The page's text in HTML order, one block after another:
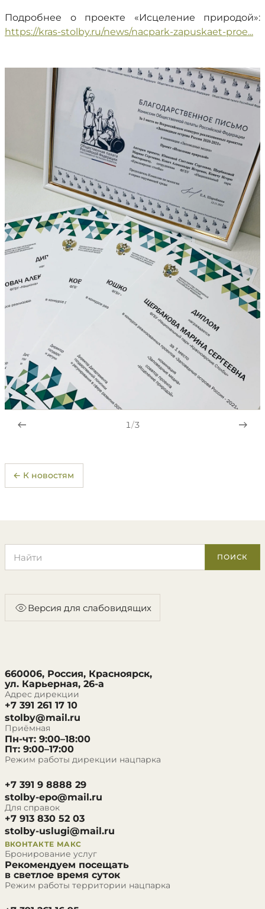
Подробнее о проекте «Исцеление природой»:
https://kras-stolby.ru/news/nacpark-zapuskaet-proe...
1/3
← К новостям
ПОИСК
Версия для слабовидящих
660006, Россия, Красноярск,
ул. Карьерная, 26-а
Адрес дирекции
+7 391 261 17 10
stolby@mail.ru
Приёмная
Пн-чт: 9:00–18:00
Пт: 9:00–17:00
Режим работы дирекции нацпарка
+7 391 9 8888 29
stolby-epo@mail.ru
Для справок
+7 913 830 52 03
stolby-uslugi@mail.ru
ВКОНТАКТЕ МАКС
Бронирование услуг
Рекомендуем посещать
в светлое время суток
Режим работы территории нацпарка